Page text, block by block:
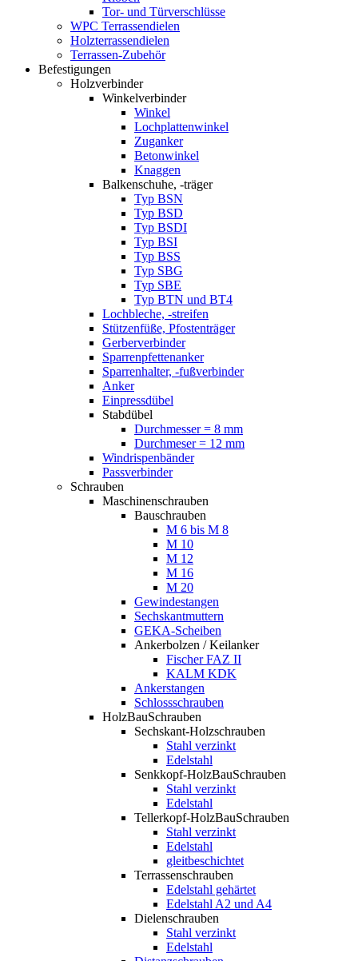
Tor- und Türverschlüsse
WPC Terrassendielen
Holzterrassendielen
Terrassen-Zubehör
Befestigungen
Holzverbinder
Winkelverbinder
Winkel
Lochplattenwinkel
Zuganker
Betonwinkel
Knaggen
Balkenschuhe, -träger
Typ BSN
Typ BSD
Typ BSDI
Typ BSI
Typ BSS
Typ SBG
Typ SBE
Typ BTN und BT4
Lochbleche, -streifen
Stützenfüße, Pfostenträger
Gerberverbinder
Sparrenpfettenanker
Sparrenhalter, -fußverbinder
Anker
Einpressdübel
Stabdübel
Durchmesser = 8 mm
Durchmeser = 12 mm
Windrispenbänder
Passverbinder
Schrauben
Maschinenschrauben
Bauschrauben
M 6 bis M 8
M 10
M 12
M 16
M 20
Gewindestangen
Sechskantmuttern
GEKA-Scheiben
Ankerbolzen / Keilanker
Fischer FAZ II
KALM KDK
Ankerstangen
Schlossschrauben
HolzBauSchrauben
Sechskant-Holzschrauben
Stahl verzinkt
Edelstahl
Senkkopf-HolzBauSchrauben
Stahl verzinkt
Edelstahl
Tellerkopf-HolzBauSchrauben
Stahl verzinkt
Edelstahl
gleitbeschichtet
Terrassenschrauben
Edelstahl gehärtet
Edelstahl A2 und A4
Dielenschrauben
Stahl verzinkt
Edelstahl